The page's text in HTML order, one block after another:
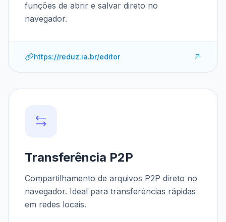
funções de abrir e salvar direto no
navegador.
https://reduz.ia.br/editor
Transferência P2P
Compartilhamento de arquivos P2P direto no
navegador. Ideal para transferências rápidas
em redes locais.